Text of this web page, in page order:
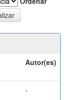
Autor(es)
-